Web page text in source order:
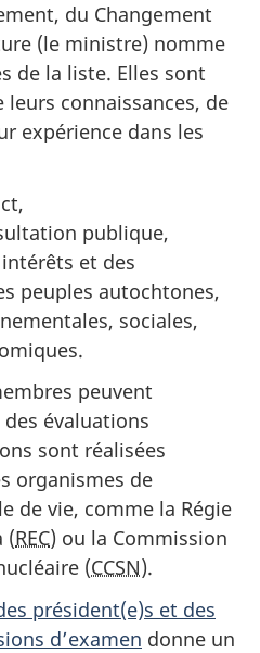
du Changement
(le ministre) nomme
de la liste. Elles sont
connaissances, de
expérience dans les
publique,
et des
peuples autochtones,
sociales,
peuvent
évaluations
sont réalisées
organismes de
de vie, comme la Régie
(REC) ou la Commission
(CCSN).
président(e)s et des
d’examen donne un